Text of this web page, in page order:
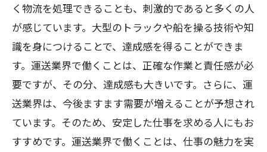
く物流を処理できることも、刺激的であると多くの人
が感じています。大型のトラックや船を操る技術や知
識を身につけることで、達成感を得ることができま
す。運送業界で働くことは、正確な作業と責任感が必
要ですが、その分、達成感も大きいです。さらに、運
送業界は、今後ますます需要が増えることが予想され
ています。そのため、安定した仕事を求める人にもお
すすめです。運送業界で働くことは、仕事の魅力を実